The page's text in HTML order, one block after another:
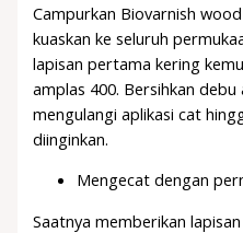
Campurkan Biovarnish
kuaskan ke seluruh
lapisan pertama kering
amplas 400. Bersihkan
mengulangi aplikasi cat
diinginkan.
Mengecat dengan
Saatnya memberikan